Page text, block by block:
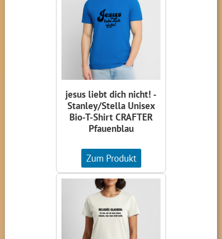
jesus liebt dich nicht! -
Stanley/Stella Unisex
Bio-T-Shirt CRAFTER
Pfauenblau
Zum Produkt